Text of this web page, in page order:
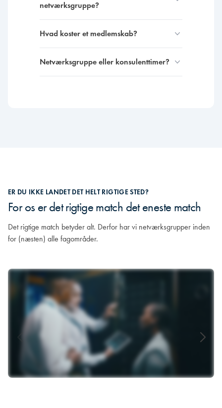
netværksgruppe?
Hvad koster et medlemskab?
Netværksgruppe eller konsulenttimer?
ER DU IKKE LANDET DET HELT RIGTIGE STED?
For os er det rigtige match det eneste match
Det rigtige match betyder alt. Derfor har vi netværksgrupper inden
for (næsten) alle fagområder.